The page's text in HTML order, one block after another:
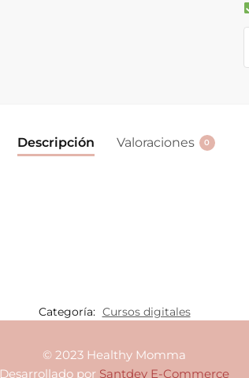
Descripción Valoraciones 0
Categoría: Cursos digitales
© 2023 Healthy Momma
Desarrollado por Santdev E-Commerce